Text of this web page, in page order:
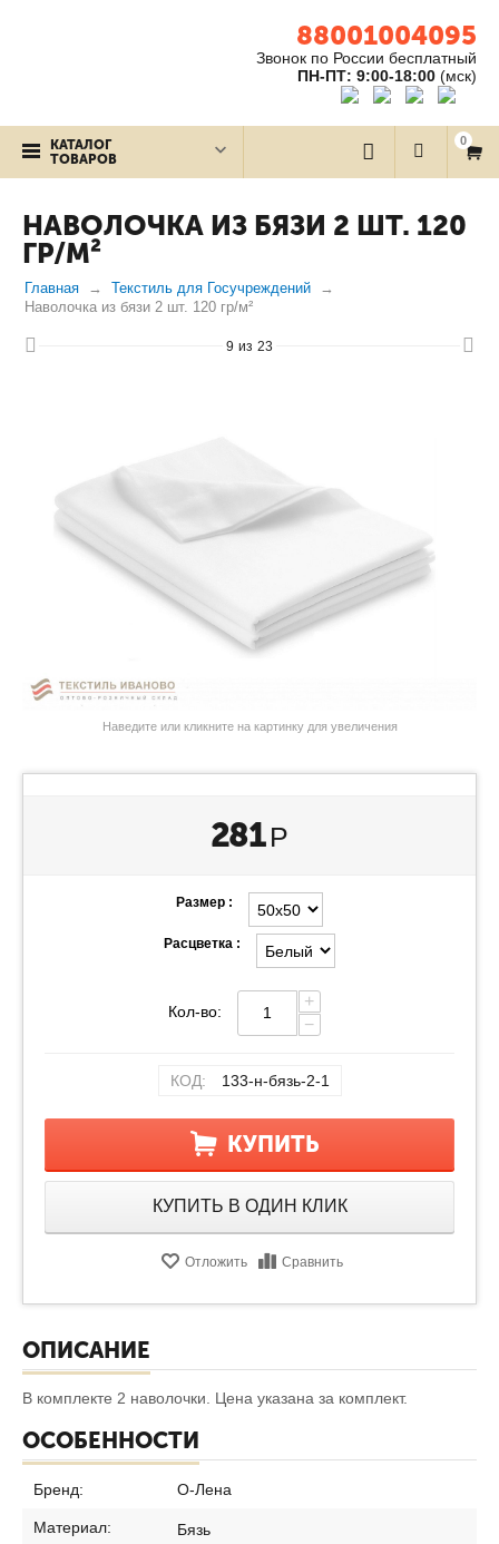
88001004095
Звонок по России бесплатный
ПН-ПТ: 9:00-18:00 (мск)
КАТАЛОГ
ТОВАРОВ
0
НАВОЛОЧКА ИЗ БЯЗИ 2 ШТ. 120
ГР/М²
Главная
Текстиль для Госучреждений
Наволочка из бязи 2 шт. 120 гр/м²
9 из 23
Наведите или кликните на картинку для увеличения
281 Р
Размер :
Расцветка :
Кол-во:
+
−
КОД: 133-н-бязь-2-1
КУПИТЬ
КУПИТЬ В ОДИН КЛИК
Отложить Сравнить
ОПИСАНИЕ
В комплекте 2 наволочки. Цена указана за комплект.
ОСОБЕННОСТИ
Бренд: О-Лена
Материал: Бязь